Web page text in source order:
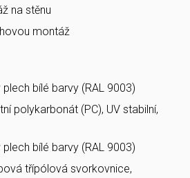
na stěnu
montáž
bílé barvy (RAL 9003)
polykarbonát (PC), UV stabilní,
bílé barvy (RAL 9003)
třípólová svorkovnice,